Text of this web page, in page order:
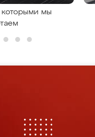
которыми мы